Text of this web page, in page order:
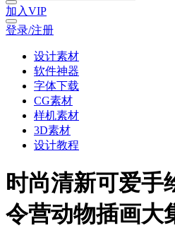
加入VIP
登录/注册
设计素材
软件神器
字体下载
CG素材
样机素材
3D素材
设计教程
时尚清新可爱手
令营动物插画大